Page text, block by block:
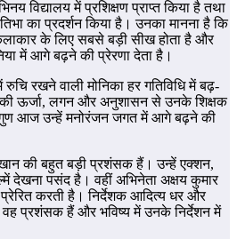
विद्यालय में प्रशिक्षण प्राप्त किया है तथा
का प्रदर्शन किया है। उनका मानना है कि
के लिए सबसे बड़ी सीख होता है और
में आगे बढ़ने की प्रेरणा देता है।
रखने वाली मोनिका हर गतिविधि में बढ़-
ऊर्जा, लगन और अनुशासन से उनके शिक्षक
गुण आज उन्हें मनोरंजन जगत में आगे बढ़ने की
खान की बहुत बड़ी प्रशंसक हैं। उन्हें एक्शन,
देखना पसंद है। वहीं अभिनेता अक्षय कुमार
करती है। निर्देशक आदित्य धर और
वह प्रशंसक हैं और भविष्य में उनके निर्देशन में